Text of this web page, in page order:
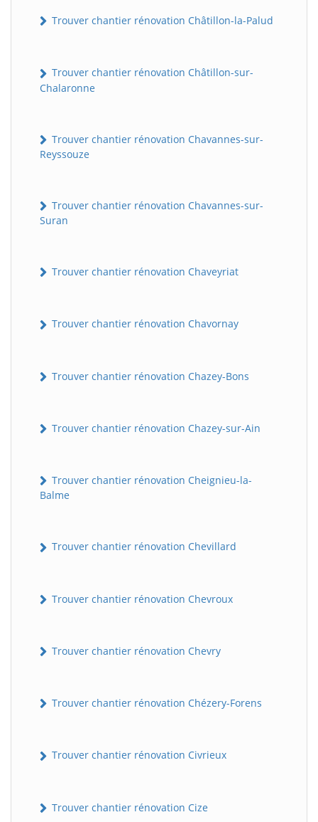
Trouver chantier rénovation Châtillon-la-Palud
Trouver chantier rénovation Châtillon-sur-
Chalaronne
Trouver chantier rénovation Chavannes-sur-
Reyssouze
Trouver chantier rénovation Chavannes-sur-
Suran
Trouver chantier rénovation Chaveyriat
Trouver chantier rénovation Chavornay
Trouver chantier rénovation Chazey-Bons
Trouver chantier rénovation Chazey-sur-Ain
Trouver chantier rénovation Cheignieu-la-
Balme
Trouver chantier rénovation Chevillard
Trouver chantier rénovation Chevroux
Trouver chantier rénovation Chevry
Trouver chantier rénovation Chézery-Forens
Trouver chantier rénovation Civrieux
Trouver chantier rénovation Cize